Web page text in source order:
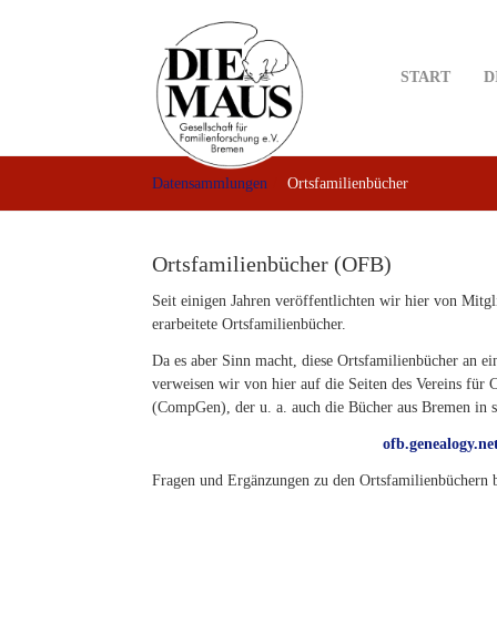
START
Datensammlungen Ortsfamilienbücher
Ortsfamilienbücher (OFB)
Seit einigen Jahren veröffentlichten wir hier von
erarbeitete Ortsfamilienbücher.
Da es aber Sinn macht, diese Ortsfamilienbücher an
verweisen wir von hier auf die Seiten des Vereins für
(CompGen), der u. a. auch die Bücher aus Bremen in
Fragen und Ergänzungen zu den